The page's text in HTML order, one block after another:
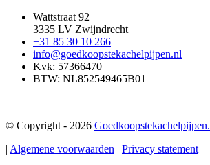
Wattstraat 92
3335 LV Zwijndrecht
+31 85 30 10 266
info@goedkoopstekachelpijpen.nl
Kvk: 57366470
BTW: NL852549465B01
© Copyright - 2026
| Algemene voorwaarden | Privacy statement